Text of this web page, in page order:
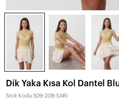
Dik Yaka Kısa Kol Dantel
Stok Kodu 509-208-SARI